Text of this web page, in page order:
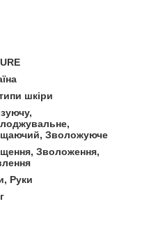
шкіри
Зволожуюче
Зволоження,
Руки